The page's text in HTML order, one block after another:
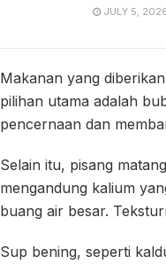
JULY 5,
Makanan yang
pilihan utama adalah
pencernaan dan
Selain itu, pisang
mengandung kalium
buang air besar.
Sup bening, seperti